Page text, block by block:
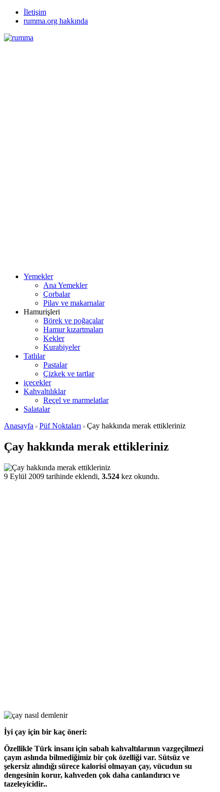
İletişim
rumma.org hakkında
Yemekler
Ana Yemekler
Çorbalar
Pilav ve makarnalar
Hamurişleri
Börek ve poğaçalar
Hamur kızartmaları
Kekler
Kurabiyeler
Tatlılar
Pastalar
Çizkek ve tartlar
içecekler
Kahvaltılıklar
Reçel ve marmelatlar
Salatalar
Anasayfa > Püf Noktaları > Çay hakkında merak ettikleriniz
Çay hakkında merak ettikleriniz
9 Eylül 2009 tarihinde eklendi, 3.524 kez okundu.
İyi çay için bir kaç öneri:
Özellikle Türk insanı için sabah kahvaltılarının vazgeçilmezi
çayın aslında bilmediğimiz bir çok özelliği var. Sütsüz ve
şekersiz alındığı sürece kalorisi olmayan çay, vücudun su
dengesinin korur, kahveden çok daha canlandırıcı ve
tazeleyicidir..